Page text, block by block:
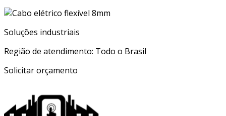
Soluções industriais
Região de atendimento: Todo o Brasil
Solicitar orçamento